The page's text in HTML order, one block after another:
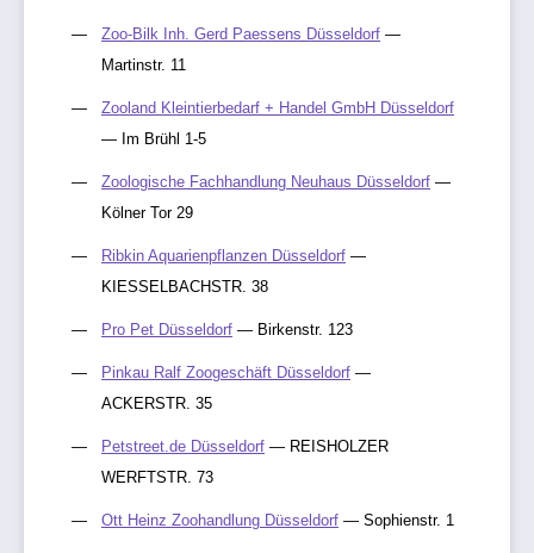
Zoo-Bilk Inh. Gerd Paessens Düsseldorf —
Martinstr. 11
Zooland Kleintierbedarf + Handel GmbH Düsseldorf
— Im Brühl 1-5
Zoologische Fachhandlung Neuhaus Düsseldorf —
Kölner Tor 29
Ribkin Aquarienpflanzen Düsseldorf —
KIESSELBACHSTR. 38
Pro Pet Düsseldorf — Birkenstr. 123
Pinkau Ralf Zoogeschäft Düsseldorf —
ACKERSTR. 35
Petstreet.de Düsseldorf — REISHOLZER
WERFTSTR. 73
Ott Heinz Zoohandlung Düsseldorf — Sophienstr. 1